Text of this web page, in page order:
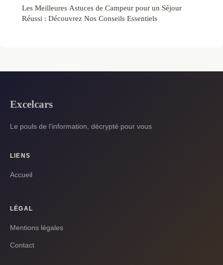
Les Meilleures Astuces de Campeur pour un Séjour
Réussi : Découvrez Nos Conseils Essentiels
Excelcars
Le pouls de l'information, décrypté pour vous
LIENS
Accueil
LÉGAL
Mentions légales
Contact